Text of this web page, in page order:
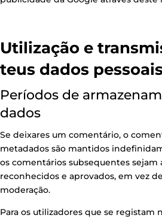
Utilização e
teus dados
Períodos de
dados
Se deixares um comentário, o
metadados são mantidos
os comentários subsequentes
reconhecidos e aprovados, em vez
moderação.
Para os utilizadores que se registam